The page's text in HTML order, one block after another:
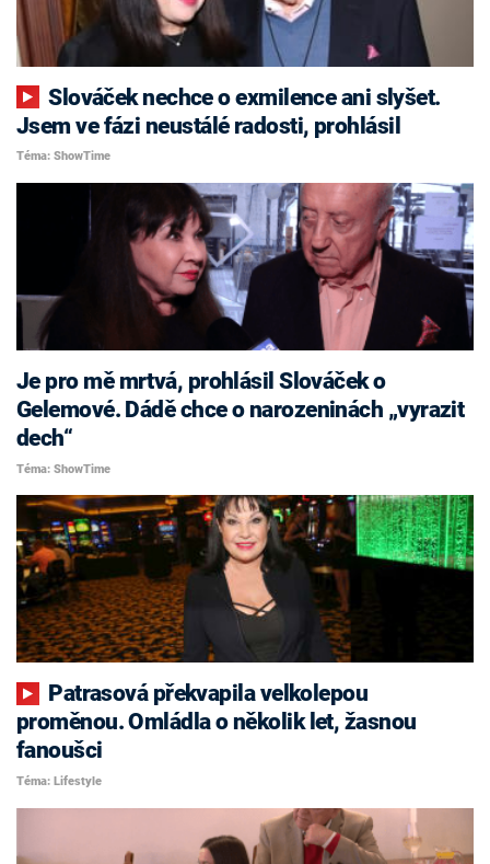
Slováček nechce o exmilence ani slyšet.
Jsem ve fázi neustálé radosti, prohlásil
Téma: ShowTime
Je pro mě mrtvá, prohlásil Slováček o
Gelemové. Dádě chce o narozeninách „vyrazit
dech“
Téma: ShowTime
proměnou. Omládla o několik let, žasnou
fanoušci
Téma: Lifestyle